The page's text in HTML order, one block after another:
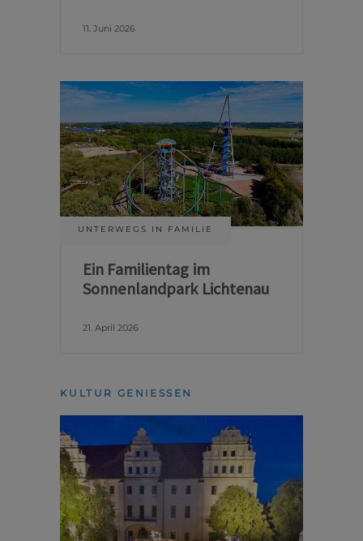
11. Juni 2026
UNTERWEGS IN FAMILIE
Ein Familientag im
Sonnenlandpark Lichtenau
21. April 2026
KULTUR GENIESSEN